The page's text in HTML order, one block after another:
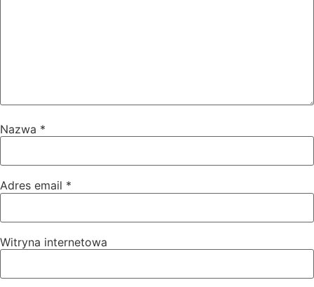
Nazwa *
Adres email *
Witryna internetowa